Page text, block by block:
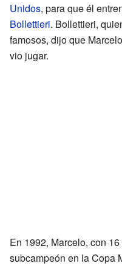
Unidos, para que él
Bollettieri. Bollettieri,
famosos, dijo que
vio jugar.
En 1992, Marcelo, con
subcampeón en la Copa